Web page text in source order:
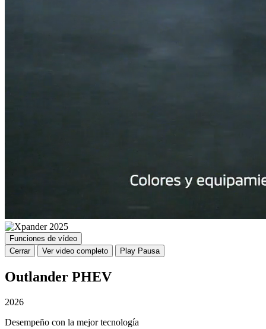
Funciones de vídeo
Cerrar
Ver video completo Play Pausa
Outlander PHEV
2026
Desempeño con la mejor tecnología